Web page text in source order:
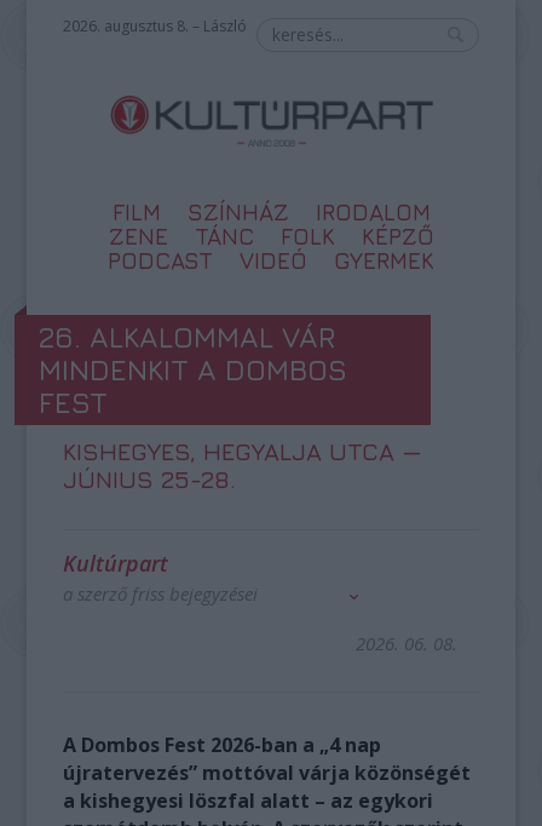
2026. augusztus 8. – László
FILM SZÍNHÁZ
IRODALOM
ZENE
TÁNC FOLK
KÉPZŐ
PODCAST
VIDEÓ GYERMEK
26. ALKALOMMAL VÁR
MINDENKIT A DOMBOS
FEST
KISHEGYES, HEGYALJA UTCA —
JÚNIUS 25-28.
Kultúrpart
a szerző friss bejegyzései
2026. 06. 08.
A Dombos Fest 2026-ban a „4 nap
újratervezés” mottóval várja közönségét
a kishegyesi löszfal alatt – az egykori